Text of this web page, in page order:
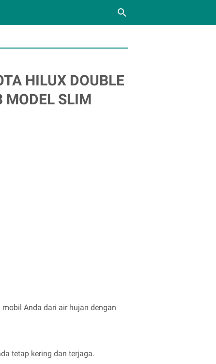
HILUX DOUBLE
SLIM
Anda dari air hujan dengan
tetap kering dan terjaga.